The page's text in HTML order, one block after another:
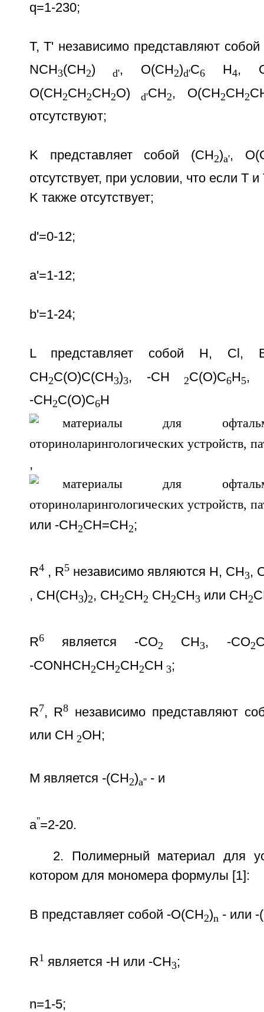
q=1-230;
Т, Т' независимо представляют собой
NCH3(CH2) d', O(СН2)d'С6 Н4,
O(CH2CH2CH2O) d'CH2, O(CH2CH2
отсутствуют;
K представляет собой (СН2)а',
отсутствует, при условии, что если Т и
K также отсутствует;
d'=0-12;
а'=1-12;
b'=1-24;
L представляет собой Н, Сl,
СН2С(O)С(СН3)3, -СН 2С(O)С6Н5,
-СН2С(O)С6Н
,
или -СН2СН=СН2;
R4, R5независимо являются Н, СН 3,
, СН(СН3)2, СН2СН2 СН2СН3 или СН2
R6является -СO2 СН 3, -СO2
-СОNНСH2CH2CH2СН 3;
R7, R8 независимо представляют
или СН 2OН;
М является -(СН2)а''- и
a''=2-20.
2. Полимерный материал для
котором для мономера формулы [1]:
В представляет собой -O(СН2)n - или
R1 является -Н или -СН3;
n=1-5;